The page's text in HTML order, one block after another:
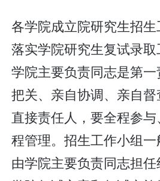
各学院成立院研究生招
落实学院研究生复试录取
学院主要负责同志是第
把关、亲自协调、亲自
直接责任人，要全程参
程管理。招生工作小组一
由学院主要负责同志担